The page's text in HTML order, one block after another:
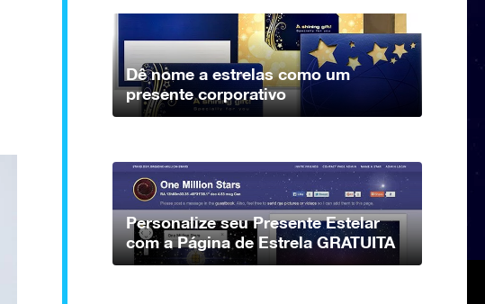
Dê nome a estrelas como um
presente corporativo
Personalize seu Presente Estelar
com a Página de Estrela GRATUITA